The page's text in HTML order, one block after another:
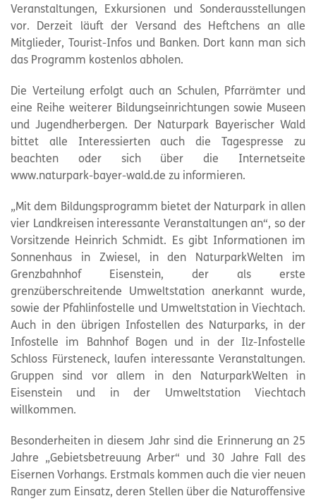
Veranstaltungen, Exkursionen und Sonderausstellungen
vor. Derzeit läuft der Versand des Heftchens an alle
Mitglieder, Tourist-Infos und Banken. Dort kann man sich
das Programm kostenlos abholen.
Die Verteilung erfolgt auch an Schulen, Pfarrämter und
eine Reihe weiterer Bildungseinrichtungen sowie Museen
und Jugendherbergen. Der Naturpark Bayerischer Wald
bittet alle Interessierten auch die Tagespresse zu
beachten oder sich über die Internetseite
www.naturpark-bayer-wald.de zu informieren.
„Mit dem Bildungsprogramm bietet der Naturpark in allen
vier Landkreisen interessante Veranstaltungen an“, so der
Vorsitzende Heinrich Schmidt. Es gibt Informationen im
Sonnenhaus in Zwiesel, in den NaturparkWelten im
Grenzbahnhof Eisenstein, der als erste
grenzüberschreitende Umweltstation anerkannt wurde,
sowie der Pfahlinfostelle und Umweltstation in Viechtach.
Auch in den übrigen Infostellen des Naturparks, in der
Infostelle im Bahnhof Bogen und in der Ilz-Infostelle
Schloss Fürsteneck, laufen interessante Veranstaltungen.
Gruppen sind vor allem in den NaturparkWelten in
Eisenstein und in der Umweltstation Viechtach
willkommen.
Besonderheiten in diesem Jahr sind die Erinnerung an 25
Jahre „Gebietsbetreuung Arber“ und 30 Jahre Fall des
Eisernen Vorhangs. Erstmals kommen auch die vier neuen
Ranger zum Einsatz, deren Stellen über die Naturoffensive